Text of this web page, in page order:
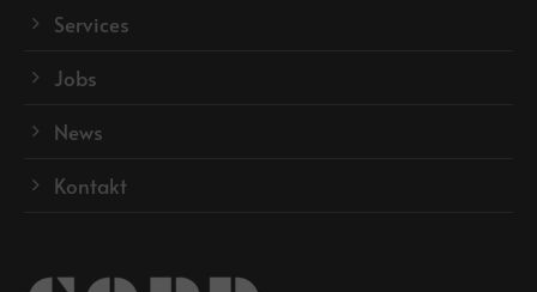
Services
Jobs
News
Kontakt